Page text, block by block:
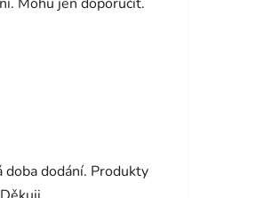
5 hvězdiček.
dodání. Produkty